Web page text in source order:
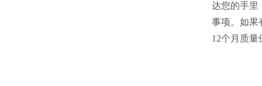
达您的手里
事项。如果
12个月质量